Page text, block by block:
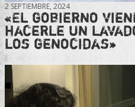
2 SEPTIEMBRE, 2024
«El gobierno
hacerle un
los genocidas»